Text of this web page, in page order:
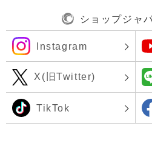
ショップジャ
Instagram
X(旧Twitter)
TikTok